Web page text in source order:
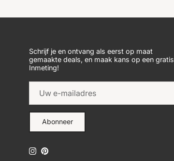
Schrijf je en ontvang als eerst op maat
gemaakte deals, en maak kans op een gratis
Inmeting!
Abonneer
Instagram
Pinterest